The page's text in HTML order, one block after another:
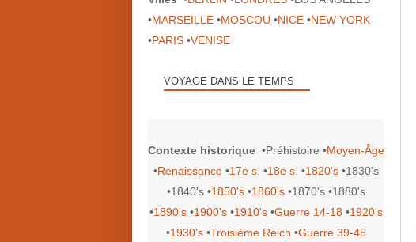
•MARSEILLE •MOSCOU •NICE •NEW YORK
•PARIS •VENISE
VOYAGE DANS LE TEMPS
Contexte historique •Préhistoire •Moyen-Âge
•Renaissance •17e s. •18e s. •1820's •1830's
•1840's •1850's •1860's •1870's •1880's
•1890's •1900's •1910's •Guerre 14-18 •1920's
•1930's •Troisième Reich •Guerre 39-45